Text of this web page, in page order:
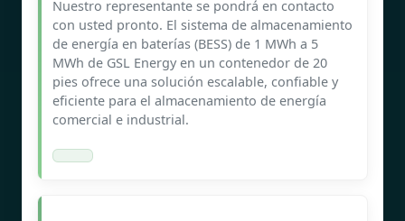
Nuestro representante se pondrá en contacto
con usted pronto. El sistema de almacenamiento
de energía en baterías (BESS) de 1 MWh a 5
MWh de GSL Energy en un contenedor de 20
pies ofrece una solución escalable, confiable y
eficiente para el almacenamiento de energía
comercial e industrial.